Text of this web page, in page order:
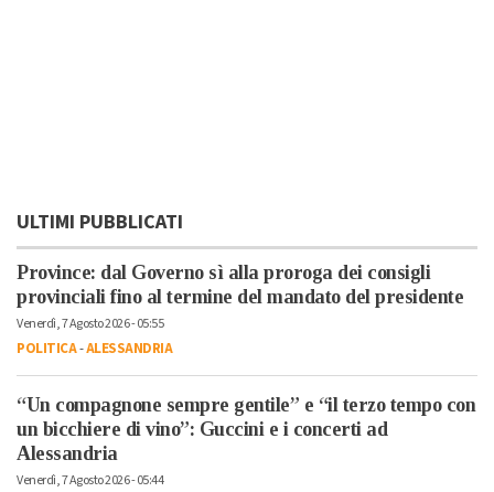
ULTIMI PUBBLICATI
Province: dal Governo sì alla proroga dei consigli
provinciali fino al termine del mandato del presidente
Venerdì, 7 Agosto 2026 - 05:55
POLITICA-ALESSANDRIA
“Un compagnone sempre gentile” e “il terzo tempo con
un bicchiere di vino”: Guccini e i concerti ad
Alessandria
Venerdì, 7 Agosto 2026 - 05:44